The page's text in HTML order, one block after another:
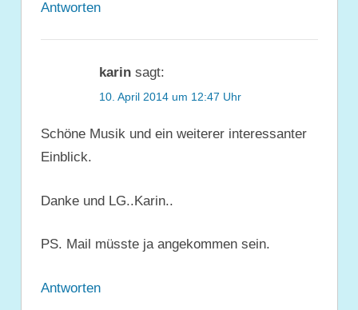
Antworten
karin sagt:
10. April 2014 um 12:47 Uhr
Schöne Musik und ein weiterer interessanter
Einblick.
Danke und LG..Karin..
PS. Mail müsste ja angekommen sein.
Antworten